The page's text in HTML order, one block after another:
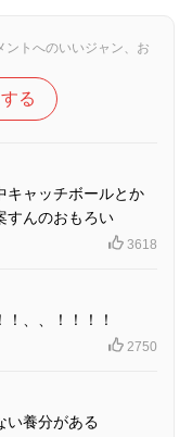
ントへのいいジャン、お
る
キャッチボールとか
すんのおもろい
3618
、、！！！！
2750
い養分がある